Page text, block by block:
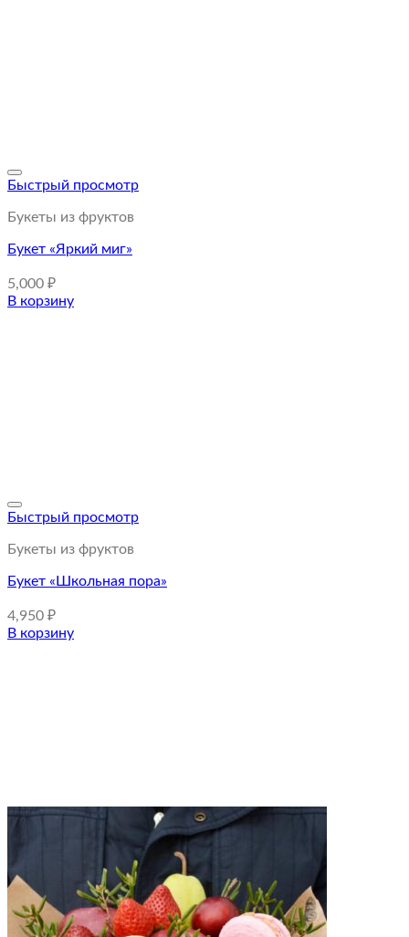
Быстрый просмотр
Букеты из фруктов
Букет «Яркий миг»
5,000 ₽
В корзину
Быстрый просмотр
Букеты из фруктов
Букет «Школьная пора»
4,950 ₽
В корзину